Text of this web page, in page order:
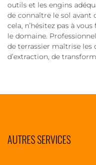
outils et les engins
de connaître le sol avant
cela, n’hésitez pas à
le domaine.
de terrassier maîtrise les
d’extraction, de
AUTRES SERVICES